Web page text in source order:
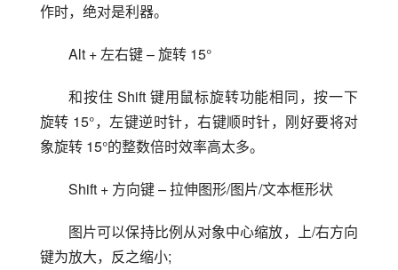
作时，绝对是利器。
Alt + 左右键 – 旋转 15°
和按住 Shift 键用鼠标旋转功能相同，按一下
旋转 15°，左键逆时针，右键顺时针，刚好要将对
象旋转 15°的整数倍时效率高太多。
Shift + 方向键 – 拉伸图形/图片/文本框形状
图片可以保持比例从对象中心缩放，上/右方向
键为放大，反之缩小;